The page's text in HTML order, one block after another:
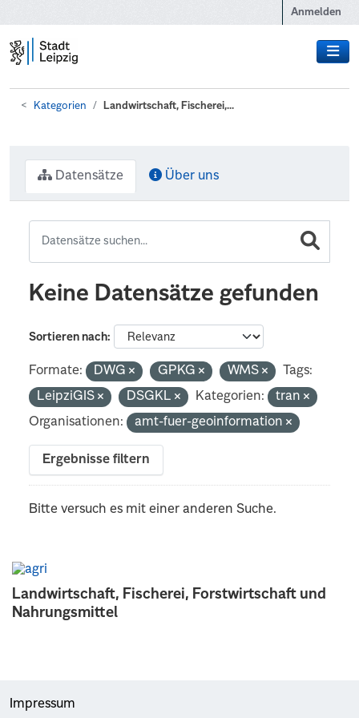
Anmelden
Kategorien Landwirtschaft, Fischerei,...
Landwirtschaft, Fischerei, Forstwirtschaft und
Nahrungsmittel
Datensätze Über uns
Keine Datensätze gefunden
Sortieren nach
Formate: DWG GPKG WMS
Tags:
LeipziGIS
DSGKL Kategorien:
tran
Organisationen:
amt-fuer-geoinformation
Ergebnisse filtern
Bitte versuch es mit einer anderen Suche.
Impressum